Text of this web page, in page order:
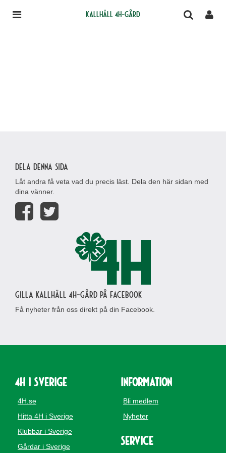
Kallhäll 4H-gård
Dela denna sida
Låt andra få veta vad du precis läst. Dela den här sidan med
dina vänner.
Gilla Kallhäll 4H-gård på Facebook
Få nyheter från oss direkt på din Facebook.
4H i Sverige
4H.se
Hitta 4H i Sverige
Klubbar i Sverige
Gårdar i Sverige
Information
Bli medlem
Nyheter
Service